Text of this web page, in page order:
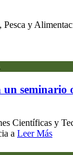
y
seminario
Científicas y
a Leer Más